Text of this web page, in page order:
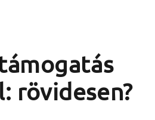
rövidesen?